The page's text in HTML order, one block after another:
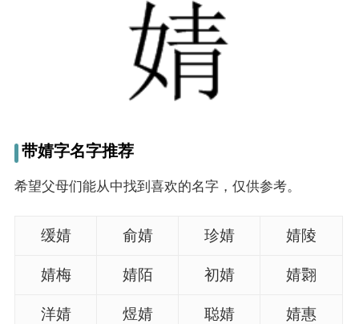
男孩名字打分
带婧字名字推荐
希望父母们能从中找到喜欢的名字，仅供参考。
缓婧 俞婧 珍婧 婧陵
婧梅 婧陌 初婧 婧翾
洋婧 煜婧 聪婧 婧惠